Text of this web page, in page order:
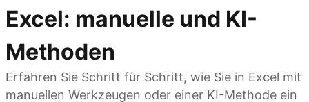
Excel: manuelle und KI-
Methoden
Erfahren Sie Schritt für Schritt, wie Sie in Excel mit
manuellen Werkzeugen oder einer KI-Methode ein